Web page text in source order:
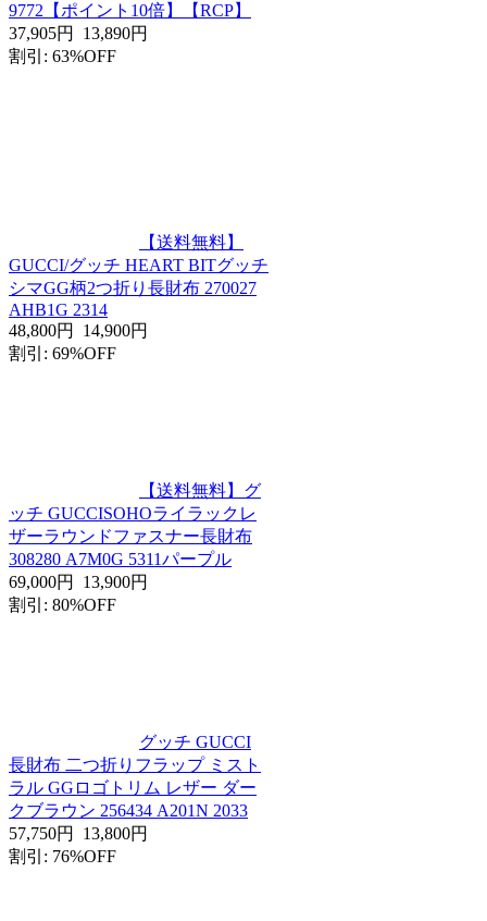
9772【ポイント10倍】【RCP】
37,905円
13,890円
割引: 63%OFF
【送料無料】
GUCCI/グッチ HEART BITグッチ
シマGG柄2つ折り長財布 270027
AHB1G 2314
48,800円
14,900円
割引: 69%OFF
【送料無料】グ
ッチ GUCCISOHOライラックレ
ザーラウンドファスナー長財布
308280 A7M0G 5311パープル
69,000円
13,900円
割引: 80%OFF
グッチ GUCCI
長財布 二つ折りフラップ ミスト
ラル GGロゴトリム レザー ダー
クブラウン 256434 A201N 2033
57,750円
13,800円
割引: 76%OFF